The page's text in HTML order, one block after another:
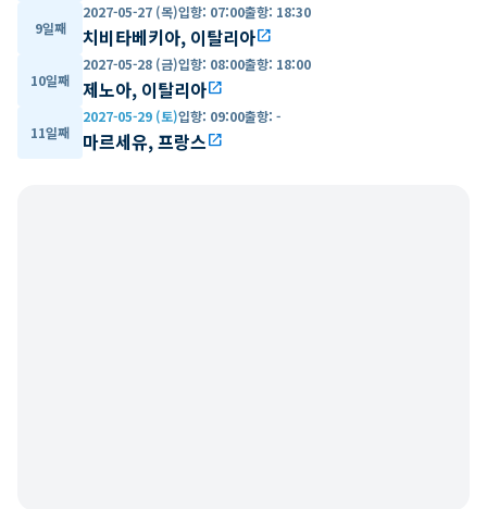
9일째
2027-05-27 (목)입항: 07:00출항: 18:30
치비타베키아, 이탈리아open_in_new
10일째
2027-05-28 (금)입항: 08:00출항: 18:00
제노아, 이탈리아open_in_new
11일째
2027-05-29 (토)입항: 09:00출항: -
마르세유, 프랑스open_in_new